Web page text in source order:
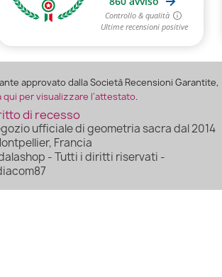
approvato dalla Società Recensioni Garantite,
qui per visualizzare l'attestato.
di recesso
ufficiale di geometria sacra dal 2014
Francia
- Tutti i diritti riservati -